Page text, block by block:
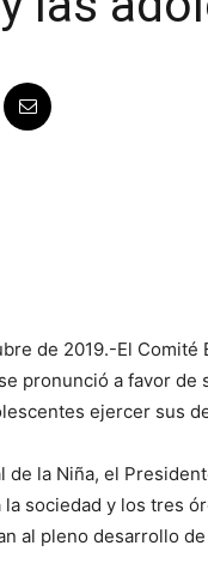
de 2019.-El
pronunció a favor
ejercer sus
la Niña, el
sociedad y los tres
al pleno desarrollo de